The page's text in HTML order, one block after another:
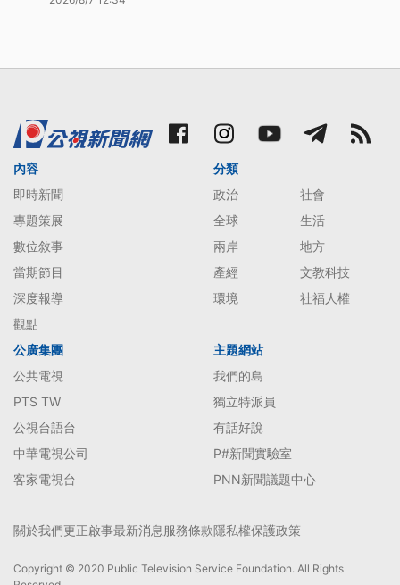
內容
即時新聞
專題策展
數位敘事
當期節目
深度報導
觀點
分類
政治
社會
全球
生活
兩岸
地方
產經
文教科技
環境
社福人權
公廣集團
公共電視
PTS TW
公視台語台
中華電視公司
客家電視台
主題網站
我們的島
獨立特派員
有話好說
P#新聞實驗室
PNN新聞議題中心
關於我們更正啟事最新消息服務條款隱私權保護政策
Copyright © 2020 Public Television Service Foundation. All Rights